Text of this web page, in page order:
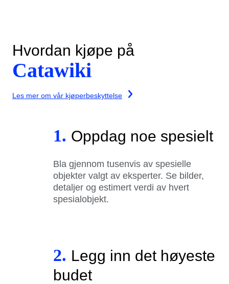
Hvordan kjøpe på
Catawiki
Les mer om vår kjøperbeskyttelse
1. Oppdag noe spesielt
Bla gjennom tusenvis av spesielle
objekter valgt av eksperter. Se bilder,
detaljer og estimert verdi av hvert
spesialobjekt.
2. Legg inn det høyeste
budet